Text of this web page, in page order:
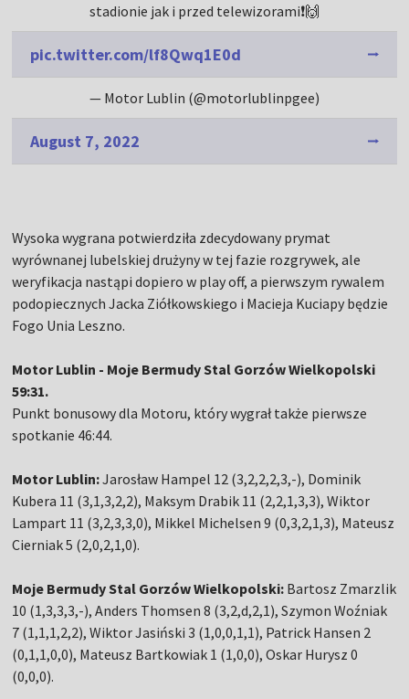
stadionie jak i przed telewizorami❗🙌
pic.twitter.com/lf8Qwq1E0d
— Motor Lublin (@motorlublinpgee)
August 7, 2022
Wysoka wygrana potwierdziła zdecydowany prymat
wyrównanej lubelskiej drużyny w tej fazie rozgrywek, ale
weryfikacja nastąpi dopiero w play off, a pierwszym rywalem
podopiecznych Jacka Ziółkowskiego i Macieja Kuciapy będzie
Fogo Unia Leszno.
Motor Lublin - Moje Bermudy Stal Gorzów Wielkopolski
59:31.
Punkt bonusowy dla Motoru, który wygrał także pierwsze
spotkanie 46:44.
Motor Lublin:Jarosław Hampel 12 (3,2,2,2,3,-), Dominik
Kubera 11 (3,1,3,2,2), Maksym Drabik 11 (2,2,1,3,3), Wiktor
Lampart 11 (3,2,3,3,0), Mikkel Michelsen 9 (0,3,2,1,3), Mateusz
Cierniak 5 (2,0,2,1,0).
Moje Bermudy Stal Gorzów Wielkopolski: Bartosz Zmarzlik
10 (1,3,3,3,-), Anders Thomsen 8 (3,2,d,2,1), Szymon Woźniak
7 (1,1,1,2,2), Wiktor Jasiński 3 (1,0,0,1,1), Patrick Hansen 2
(0,1,1,0,0), Mateusz Bartkowiak 1 (1,0,0), Oskar Hurysz 0
(0,0,0).